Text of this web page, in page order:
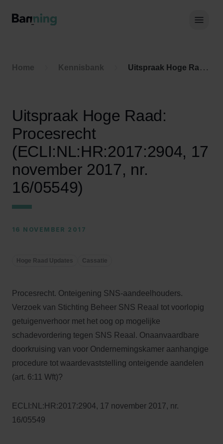
Home Kennisbank Uitspraak Hoge Raad: Procesrecht (ECLI:NL:HR:2017:2904, 17 november 2017, nr. 16/05549)
Uitspraak Hoge Raad:
Procesrecht
(ECLI:NL:HR:2017:2904, 17
november 2017, nr.
16/05549)
16 NOVEMBER 2017
Hoge Raad Updates Cassatie
Procesrecht. Onteigening SNS-aandeelhouders.
Verzoek van Stichting Beheer SNS Reaal tot voorlopig
getuigenverhoor met het oog op mogelijke
schadevordering tegen SNS Reaal. Onaanvaardbare
doorkruising van voor Ondernemingskamer aanhangige
procedure tot waardevaststelling onteigende aandelen
(art. 6:11 Wft)?
ECLI:NL:HR:2017:2904, 17 november 2017, nr.
16/05549